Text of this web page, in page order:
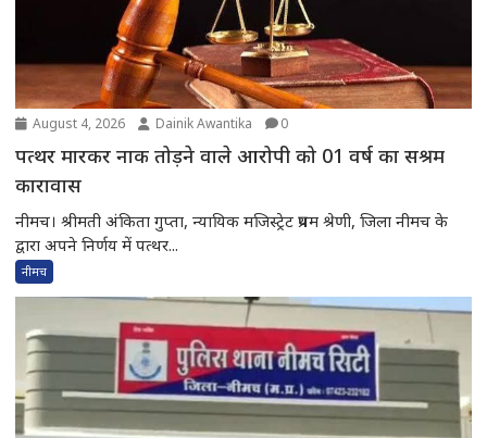
August 4, 2026 Dainik Awantika 0
पत्थर मारकर नाक तोड़ने वाले आरोपी को 01 वर्ष का सश्रम
कारावास
नीमच। श्रीमती अंकिता गुप्ता, न्यायिक मजिस्ट्रेट प्रथम श्रेणी, जिला नीमच के
द्वारा अपने निर्णय में पत्थर...
नीमच